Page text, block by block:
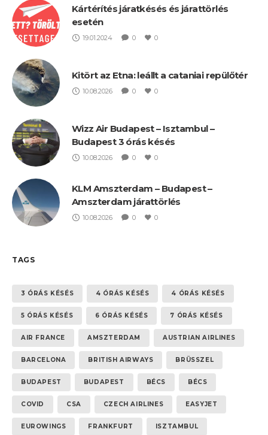
Kártérítés járatkésés és járattörlés
esetén
19.01.2024 0 0
Kitört az Etna: leállt a cataniai repülőtér
10.08.2026 0 0
Wizz Air Budapest – Isztambul –
Budapest 3 órás késés
10.08.2026 0 0
KLM Amszterdam – Budapest –
Amszterdam járattörlés
10.08.2026 0 0
TAGS
3 ÓRÁS KÉSÉS 4 ÓRÁS KÉSÉS 4 ÓRÁS KÉSÉS
5 ÓRÁS KÉSÉS 6 ÓRÁS KÉSÉS 7 ÓRÁS KÉSÉS
AIR FRANCE AMSZTERDAM AUSTRIAN AIRLINES
BARCELONA BRITISH AIRWAYS BRÜSSZEL
BUDAPEST BUDAPEST BÉCS BÉCS
COVID CSA CZECH AIRLINES EASYJET
EUROWINGS FRANKFURT ISZTAMBUL